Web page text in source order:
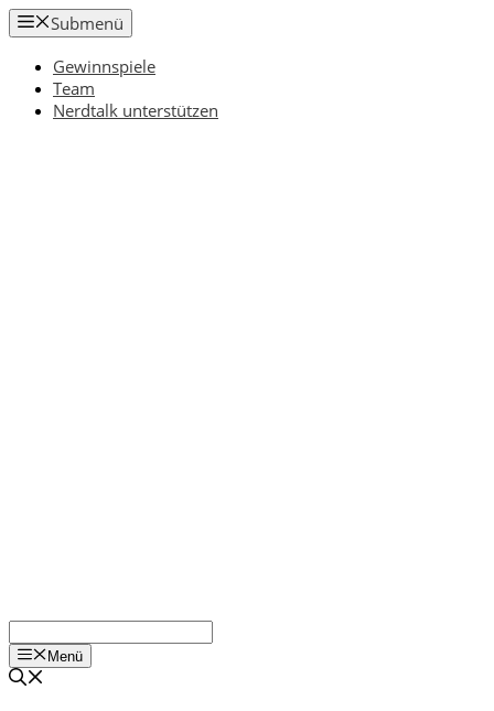
Zum
Inhalt
springen
Submenü
Gewinnspiele
Team
Nerdtalk unterstützen
Menü